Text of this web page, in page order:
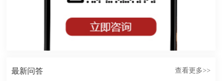
最新问答 查看更多>>